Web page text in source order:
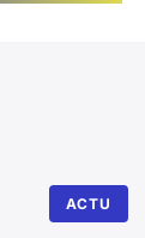
ACTU